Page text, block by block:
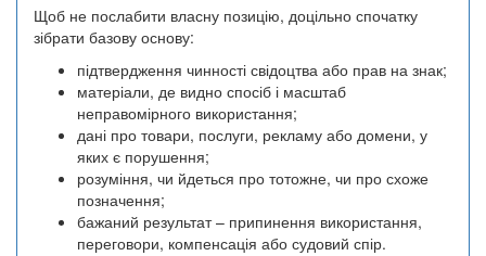
Щоб не послабити власну позицію, доцільно спочатку
зібрати базову основу:
підтвердження чинності свідоцтва або прав на знак;
матеріали, де видно спосіб і масштаб
неправомірного використання;
дані про товари, послуги, рекламу або домени, у
яких є порушення;
розуміння, чи йдеться про тотожне, чи про схоже
позначення;
бажаний результат – припинення використання,
переговори, компенсація або судовий спір.